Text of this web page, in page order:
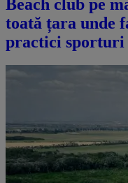
Beach club pe
toată țara unde
practici sporturi